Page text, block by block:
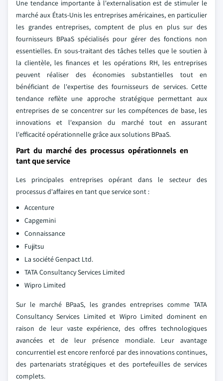
Une tendance importante à l'externalisation est de stimuler le
marché aux États-Unis les entreprises américaines, en particulier
les grandes entreprises, comptent de plus en plus sur des
fournisseurs BPaaS spécialisés pour gérer des fonctions non
essentielles. En sous-traitant des tâches telles que le soutien à
la clientèle, les finances et les opérations RH, les entreprises
peuvent réaliser des économies substantielles tout en
bénéficiant de l'expertise des fournisseurs de services. Cette
tendance reflète une approche stratégique permettant aux
entreprises de se concentrer sur les compétences de base, les
innovations et l'expansion du marché tout en assurant
l'efficacité opérationnelle grâce aux solutions BPaaS.
Part du marché des processus opérationnels en
tant que service
Les principales entreprises opérant dans le secteur des
processus d'affaires en tant que service sont :
Accenture
Capgemini
Connaissance
Fujitsu
La société Genpact Ltd.
TATA Consultancy Services Limited
Wipro Limited
Sur le marché BPaaS, les grandes entreprises comme TATA
Consultancy Services Limited et Wipro Limited dominent en
raison de leur vaste expérience, des offres technologiques
avancées et de leur présence mondiale. Leur avantage
concurrentiel est encore renforcé par des innovations continues,
des partenariats stratégiques et des portefeuilles de services
complets.